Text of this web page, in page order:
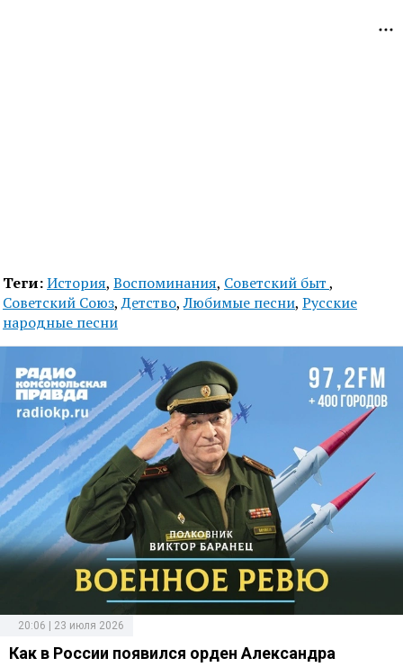
Теги:История, Воспоминания, Советский быт,
Советский Союз,Детство,Любимые песни, Русские
народные песни
20:06 | 23 июля 2026
Как в России появился орден Александра